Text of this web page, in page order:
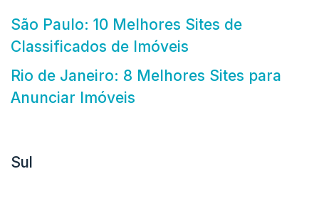
São Paulo: 10 Melhores Sites de
Classificados de Imóveis
Rio de Janeiro: 8 Melhores Sites para
Anunciar Imóveis
Sul